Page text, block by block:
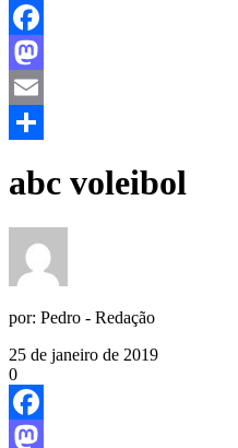
Facebook
Mastodon
Email
abc voleibol
por: Pedro - Redação
25 de janeiro de 2019
0
Facebook